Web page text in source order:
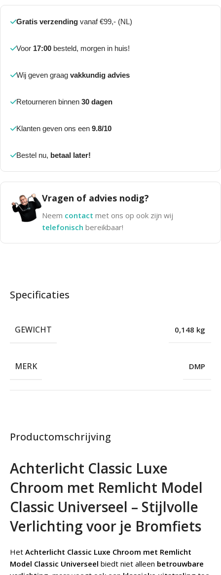
Gratis verzending vanaf €99,- (NL)
Voor 17:00 besteld, morgen in huis!
Wij geven graag vakkundig advies
Retourneren binnen 30 dagen
Klanten geven ons een 9.8/10
Bestel nu, betaal later!
Vragen of advies nodig?
Neem contact met ons op ook zijn wij
telefonisch bereikbaar!
Productomschrijving
Achterlicht Classic Luxe
Chroom met Remlicht Model
Classic Universeel – Stijlvolle
Verlichting voor je Bromfiets
Het Achterlicht Classic Luxe Chroom met Remlicht
Model Classic Universeel biedt niet alleen betrouwbare
Specificaties
GEWICHT 0,148 kg
MERK DMP